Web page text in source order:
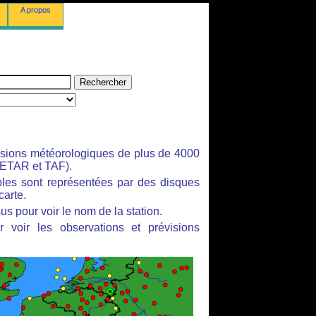
A propos
météorologiques de plus de 4000
et TAF).
sont représentées par des disques
pour voir le nom de la station.
voir les observations et prévisions